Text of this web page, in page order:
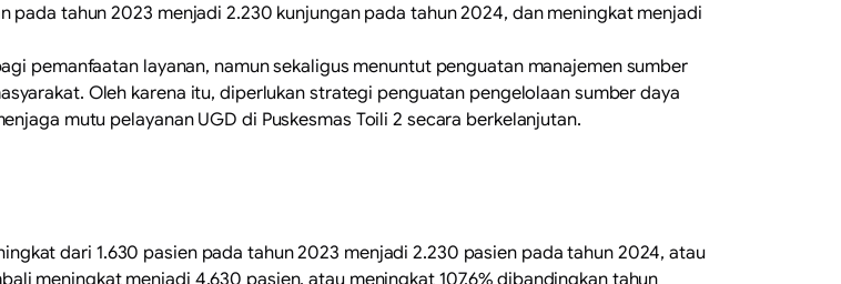
pada tahun 2023 menjadi 2.230 kunjungan pada tahun 2024, dan meningkat menjadi
pemanfaatan layanan, namun sekaligus menuntut penguatan manajemen sumber
Oleh karena itu, diperlukan strategi penguatan pengelolaan sumber daya
mutu pelayanan UGD di Puskesmas Toili 2 secara berkelanjutan.
dari 1.630 pasien pada tahun 2023 menjadi 2.230 pasien pada tahun 2024, atau
meningkat menjadi 4.630 pasien, atau meningkat 107,6% dibandingkan tahun